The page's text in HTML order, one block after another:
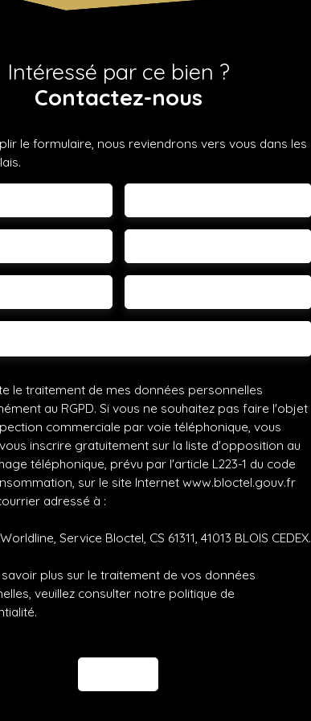
Intéressé par ce bien ?
Contactez-nous
le formulaire, nous reviendrons vers vous dans les
le traitement de mes données personnelles
au RGPD. Si vous ne souhaitez pas faire l'objet
commerciale par voie téléphonique, vous
inscrire gratuitement sur la liste d'opposition au
téléphonique, prévu par l'article L223-1 du code
sur le site Internet www.bloctel.gouv.fr
adressé à :
Service Bloctel, CS 61311, 41013 BLOIS CEDEX.
plus sur le traitement de vos données
veuillez consulter notre politique de
.